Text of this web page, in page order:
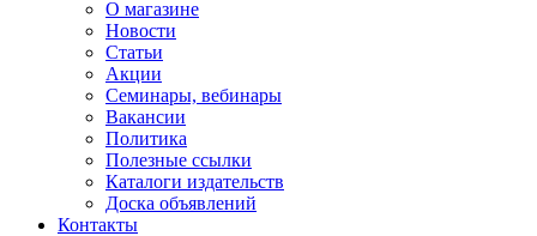
О магазине
Новости
Статьи
Акции
Семинары, вебинары
Вакансии
Политика
Полезные ссылки
Каталоги издательств
Доска объявлений
Контакты